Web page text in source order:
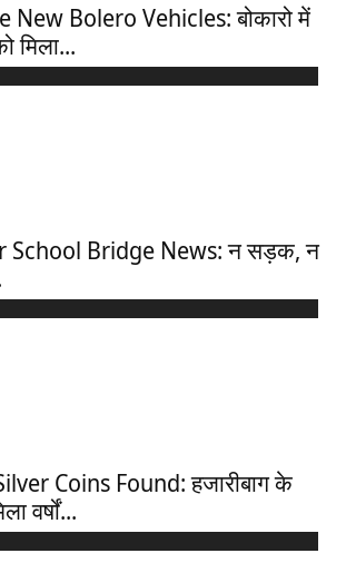
New Bolero Vehicles: बोकारो में
मिला...
School Bridge News: न सड़क, न
Coins Found: हजारीबाग के
वर्षों...